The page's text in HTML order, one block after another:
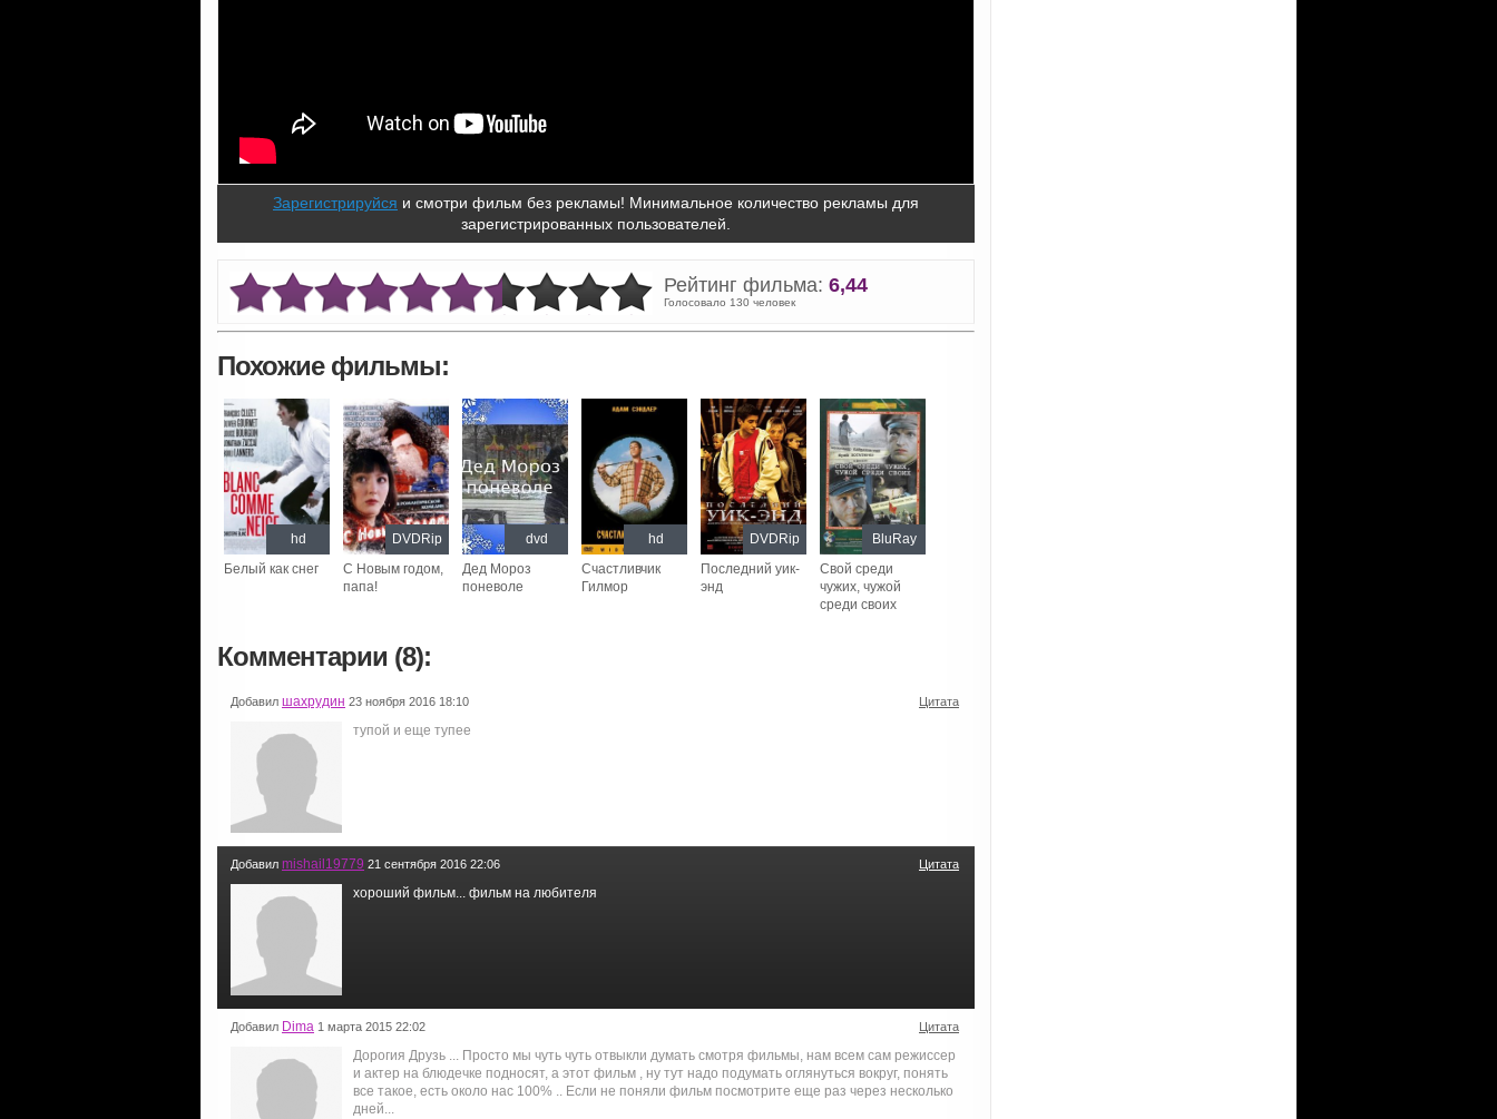
Зарегистрируйся и смотри фильм без рекламы! Минимальное количество рекламы для
зарегистрированных пользователей.
Рейтинг фильма: 6,44
Голосовало 130 человек
Похожие фильмы:
Белый как снег
hd
С Новым годом,
папа!
DVDRip
Дед Мороз
поневоле
dvd
Счастливчик
Гилмор
hd
Последний уик-
энд
DVDRip
Свой среди
чужих, чужой
среди своих
BluRay
Комментарии (8):
Добавил шахрудин 23 ноября 2016 18:10 Цитата
тупой и еще тупее
Добавил mishail19779 21 сентября 2016 22:06 Цитата
хороший фильм... фильм на любителя
Добавил Dima 1 марта 2015 22:02 Цитата
Дорогия Друзь ... Просто мы чуть чуть отвыкли думать смотря фильмы, нам всем сам режиссер
и актер на блюдечке подносят, а этот фильм , ну тут надо подумать оглянуться вокруг, понять
все такое, есть около нас 100% .. Если не поняли фильм посмотрите еще раз через несколько
дней...